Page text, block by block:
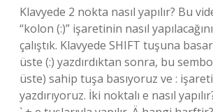
Klavyede 2 nokta nasıl yapılır? Bu
“kolon (:)” işaretinin nasıl
çalıştık. Klavyede SHIFT tuşuna
üste (:) yazdırdıktan sonra, bu
üste) sahip tuşa basıyoruz ve :
yazdırıyoruz. İki noktalı e nasıl